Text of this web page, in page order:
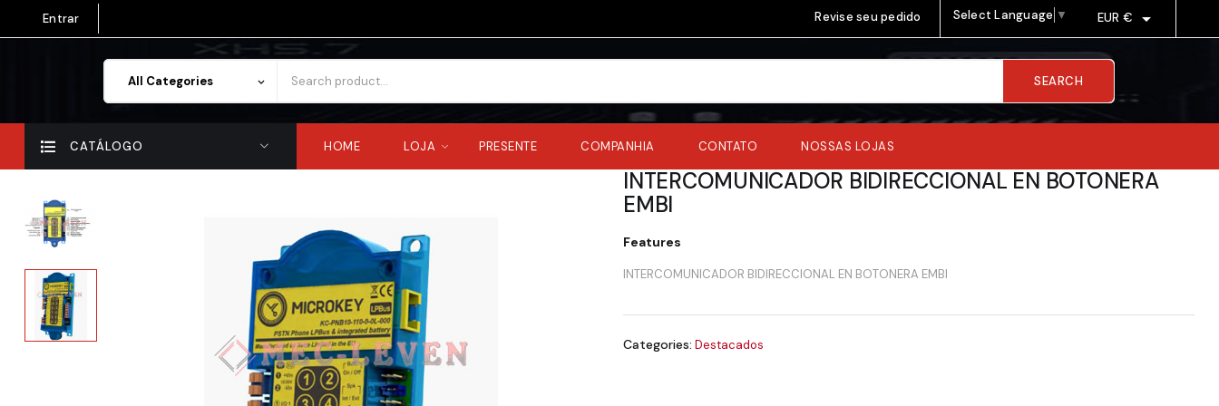
Entrar Revise seu pedido Select Language ▼ EUR € 
All Categories keyboard_arrow_down SEARCH
CATÁLOGO HOME LOJA PRESENTE COMPANHIA CONTATO NOSSAS LOJAS
INTERCOMUNICADOR BIDIRECCIONAL EN BOTONERA
EMBI
Features
INTERCOMUNICADOR BIDIRECCIONAL EN BOTONERA EMBI
Categories: Destacados